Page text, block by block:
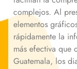
complejos. Al
elementos
rápidamente la
más efectiva que
Guatemala, los